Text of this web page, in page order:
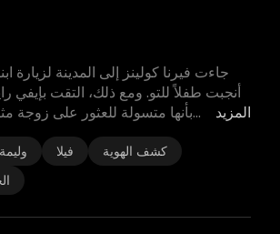
المزيد
جاءت فيرنا كولينز إلى المدينة لزيارة
أنجبت طفلاً للتو. ومع ذلك، التقت بإيفي
بأنها متسولة للعثور على زوجة...
وليمة فيلا
كشف الهوية